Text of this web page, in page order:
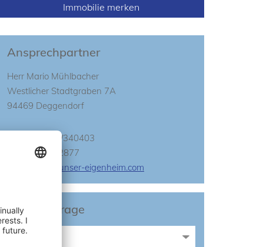
Immobilie merken
Ansprechpartner
Herr Mario Mühlbacher
Westlicher Stadtgraben 7A
94469 Deggendorf
0991/340403
0991/382877
info@unser-eigenheim.com
Sofortanfrage